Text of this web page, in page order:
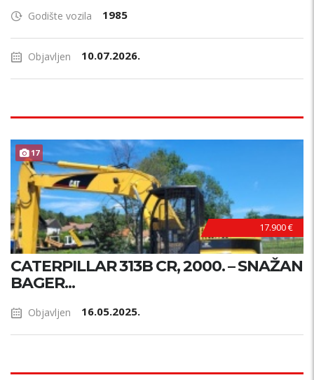
Godište vozila 1985
Objavljen 10.07.2026.
17
17.900 €
CATERPILLAR 313B CR, 2000. – SNAŽAN
BAGER...
Objavljen 16.05.2025.